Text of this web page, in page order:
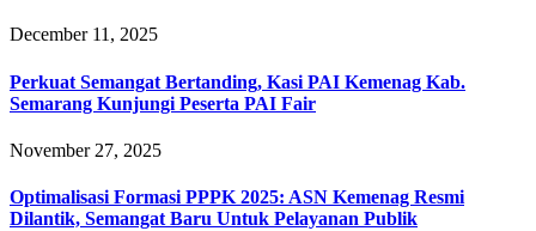
December 11, 2025
Perkuat Semangat Bertanding, Kasi PAI Kemenag Kab.
Semarang Kunjungi Peserta PAI Fair
November 27, 2025
Optimalisasi Formasi PPPK 2025: ASN Kemenag Resmi
Dilantik, Semangat Baru Untuk Pelayanan Publik